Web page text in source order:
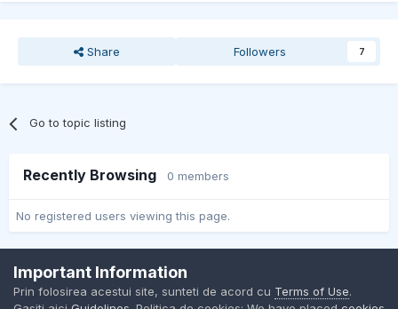
Share Followers 7
Go to topic listing
Recently Browsing 0 members
No registered users viewing this page.
Contact Us
BMW Club Romania
Important Information
Prin folosirea acestui site, sunteti de acord cu Terms of Use.